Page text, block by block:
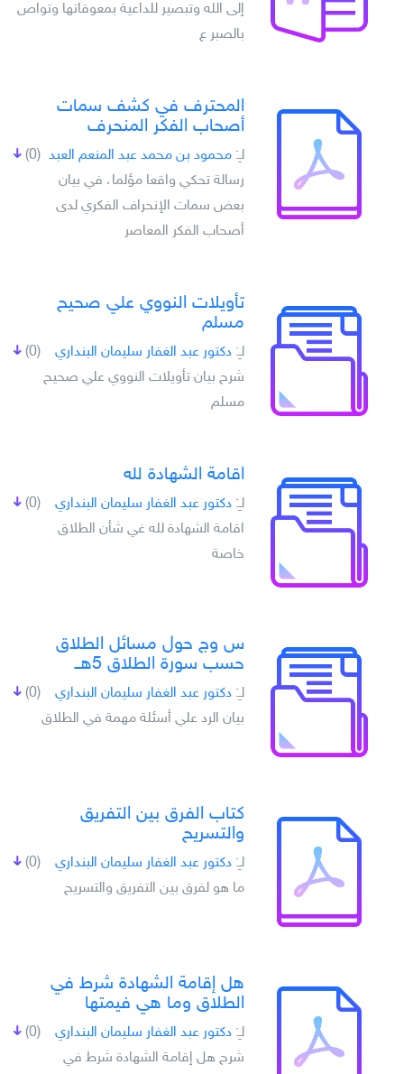
إلى الله وتبصير للداعية بمعوقاتها وتواص
بالصبر ع
المحترف في كشف سمات
أصحاب الفكر المنحرف
(0) لـِ: محمود بن محمد عبد المنعم العبد
رسالة تحكي واقعا مؤلما، في بيان
بعض سمات الإنحراف الفكري لدى
أصحاب الفكر المعاصر
تأويلات النووي علي صحيح
مسلم
(0) لـِ: دكتور عبد الغفار سليمان البنداري
شرح بيان تأويلات النووي علي صحيح
مسلم
اقامة الشهادة لله
(0) لـِ: دكتور عبد الغفار سليمان البنداري
اقامة الشهادة لله غي شأن الطلاق
خاصة
س وج حول مسائل الطلاق
حسب سورة الطلاق 5هــ
(0) لـِ: دكتور عبد الغفار سليمان البنداري
بيان الرد علي أسئلة مهمة في الطلاق
كتاب الفرق بين التفريق
والتسريح
(0) لـِ: دكتور عبد الغفار سليمان البنداري
ما هو لفرق بين التفريق والتسريح
هل إقامة الشهادة شرط في
الطلاق وما هي فيمتها
(0) لـِ: دكتور عبد الغفار سليمان البنداري
شرح هل إقامة الشهادة شرط في